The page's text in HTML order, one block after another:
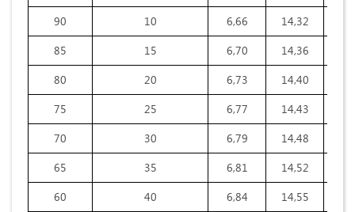
90
10 6,66 14,32
85
15 6,70 14,36
80
20 6,73 14,40
75
25 6,77 14,43
70
30 6,79 14,48
65
35 6,81 14,52
60
40 6,84 14,55